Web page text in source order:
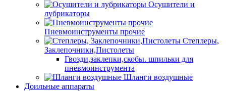
Осушители и
лубрикаторы
Пневмоинструменты прочие
Степлеры,
Заклепочники,Пистолеты
Гвозди,заклепки,скобы. шпильки для
пневмоинструмента
Шланги воздушные
Доильные аппараты